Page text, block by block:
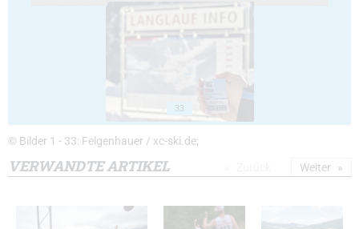
33
© Bilder 1 - 33: Felgenhauer / xc-ski.de;
VERWANDTE ARTIKEL Weiter